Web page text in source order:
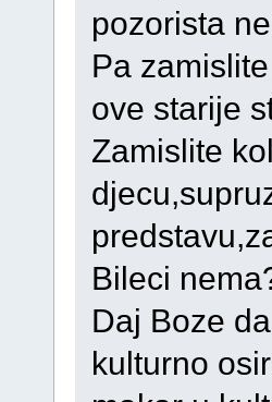
pozorista
Pa
ove starije
Zamislite
Bileci
Daj Boze
kulturno